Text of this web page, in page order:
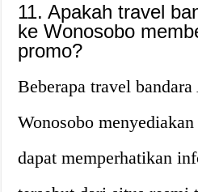
11. Apakah travel
ke Wonosobo
promo?
Beberapa travel
Wonosobo
dapat memperhatikan